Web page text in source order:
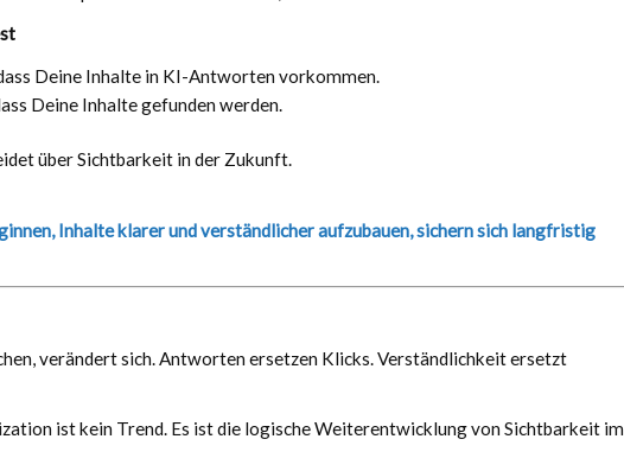
Deine Inhalte in KI-Antworten vorkommen.
Deine Inhalte gefunden werden.
über Sichtbarkeit in der Zukunft.
Inhalte klarer und verständlicher aufzubauen, sichern sich langfristig
verändert sich. Antworten ersetzen Klicks. Verständlichkeit ersetzt
ist kein Trend. Es ist die logische Weiterentwicklung von Sichtbarkeit im